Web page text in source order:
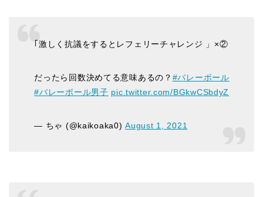
｢激しく抗議をするとレフェリーチャレンジ 」×②
だったら回数決めてる意味あるの？ #バレーボール
#バレーボール男子 pic.twitter.com/BGkwCSbdyZ
— ちゃ (@kaikoaka0)August 1, 2021